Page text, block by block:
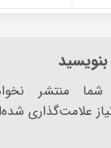
شما منتشر
علامت‌گذاری